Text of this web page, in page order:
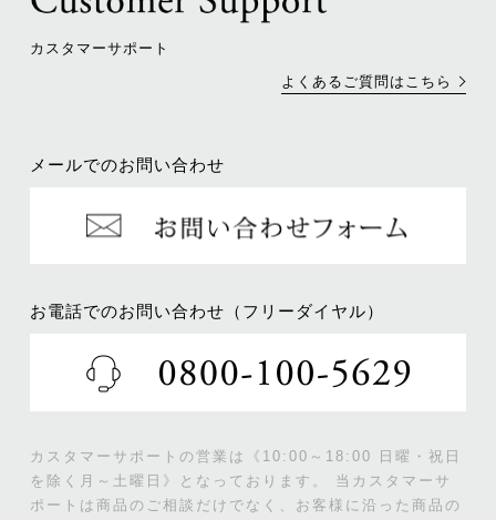
カスタマーサポート
よくあるご質問はこちら
メールでのお問い合わせ
お電話でのお問い合わせ（フリーダイヤル）
カスタマーサポートの営業は《10:00～18:00 日曜・祝日
を除く月～土曜日》となっております。
当カスタマーサ
ポートは商品のご相談だけでなく、お客様に沿った商品の